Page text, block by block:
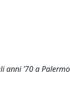
anni ’70 a